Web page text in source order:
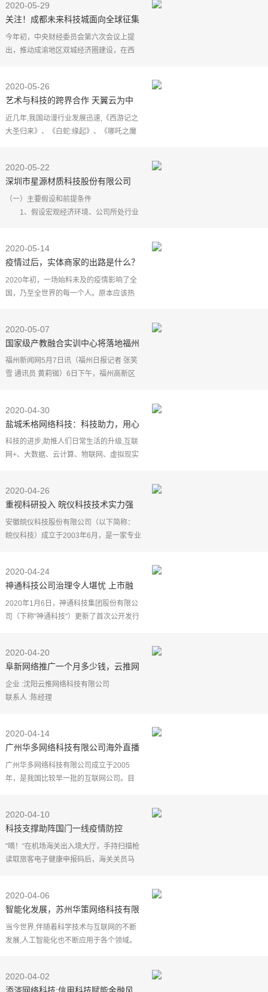
厂挖得满目疮痍的
2020-05-29
关注！成都未来科技城面向全球征集
起步区城市设计方案
今年初，中央财经委员会第六次会议上提
出，推动成渝地区双城经济圈建设，在西
城多园"模式合作
2020-05-26
艺术与科技的跨界合作 天翼云为中
国“梦工厂”助力
近几年,我国动漫行业发展迅速,《西游记之
大圣归来》、《白蛇:缘起》、《哪吒之魔
碑。而这背后
2020-05-22
深圳市星源材质科技股份有限公司
（一）主要假设和前提条件
1、假设宏观经济环境、公司所处行业
2、假设公司2020年12月底完成本次
发行，且分别假
2020-05-14
疫情过后，实体商家的出路是什么？
【长沙陆陆网络科技】 ​
2020年初，一场始料未及的疫情影响了全
国，乃至全世界的每一个人。原本应该热
集实体产业均受
2020-05-07
国家级产教融合实训中心将落地福州
福州新闻网5月7日讯（福州日报记者 张笑
雪 通讯员 黄莉铷）6日下午，福州高新区
面开展深度融合
2020-04-30
盐城禾格网络科技：科技助力，用心
打造新时代旅游平台
科技的进步,助推人们日常生活的升级,互联
网+、大数据、云计算、物联网、虚拟现实
电商企业来说
2020-04-26
重视科研投入 皖仪科技技术实力强
劲
安徽皖仪科技股份有限公司（以下简称：
皖仪科技）成立于2003年6月，是一家专业
提供相关技术服务
2020-04-24
神通科技公司治理令人堪忧 上市融
资前却大额分红
2020年1月6日，神通科技集团股份有限公
司（下称"神通科技"）更新了首次公开发行
神通科技主要从事汽车非金属部件及模具
的研
2020-04-20
阜新网络推广一个月多少钱，云推网
络科技
企业 :沈阳云推网络科技有限公司
联系人 :陈经理
地址 :沈阳市沈河区团结路9号华府大厦712
阜新网络推广一个月多少钱，云推网络
2020-04-14
广州华多网络科技有限公司海外直播
BIGO LIVE取得稳定增长
广州华多网络科技有限公司成立于2005
年，是我国比较早一批的互联网公司。目
通讯。其中在直播方
2020-04-10
科技支撑助阵国门一线疫情防控
"嘀！"在机场海关出入境大厅，手持扫描枪
读取旅客电子健康申报码后，海关关员马
客即可被快速放
2020-04-06
智能化发展，苏州华策网络科技有限
公司勇攀高峰
当今世界,伴随着科学技术与互联网的不断
发展,人工智能化也不断应用于各个领域。
华策网络科技有
2020-04-02
添涔网络科技:信用科技赋能金融风